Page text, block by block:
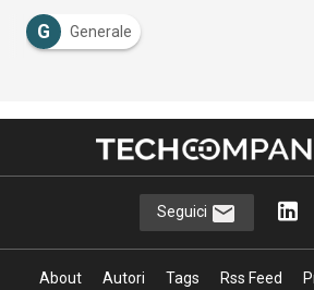
G Generale
Seguici
About Autori Tags Rss Feed